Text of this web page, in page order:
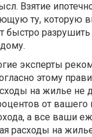
Взятие
ту, которую
быстро разрушить
эксперты
этому
на жилье не
от вашего
а все ваши
расходы на